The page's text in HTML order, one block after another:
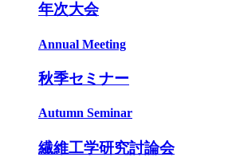
年次大会
Annual Meeting
秋季セミナー
Autumn Seminar
繊維工学研究討論会